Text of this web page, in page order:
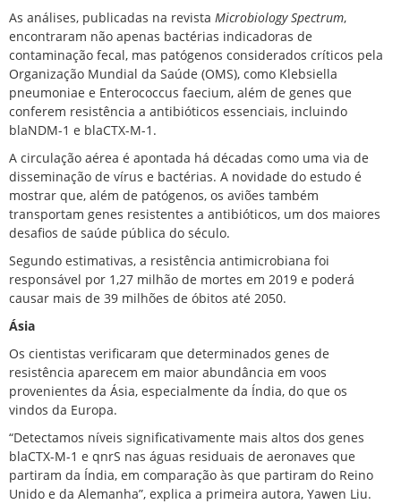
As análises, publicadas na revista Microbiology Spectrum,
encontraram não apenas bactérias indicadoras de
contaminação fecal, mas patógenos considerados críticos pela
Organização Mundial da Saúde (OMS), como Klebsiella
pneumoniae e Enterococcus faecium, além de genes que
conferem resistência a antibióticos essenciais, incluindo
blaNDM-1 e blaCTX-M-1.
A circulação aérea é apontada há décadas como uma via de
disseminação de vírus e bactérias. A novidade do estudo é
mostrar que, além de patógenos, os aviões também
transportam genes resistentes a antibióticos, um dos maiores
desafios de saúde pública do século.
Segundo estimativas, a resistência antimicrobiana foi
responsável por 1,27 milhão de mortes em 2019 e poderá
causar mais de 39 milhões de óbitos até 2050.
Ásia
Os cientistas verificaram que determinados genes de
resistência aparecem em maior abundância em voos
provenientes da Ásia, especialmente da Índia, do que os
vindos da Europa.
“Detectamos níveis significativamente mais altos dos genes
blaCTX-M-1 e qnrS nas águas residuais de aeronaves que
partiram da Índia, em comparação às que partiram do Reino
Unido e da Alemanha”, explica a primeira autora, Yawen Liu.